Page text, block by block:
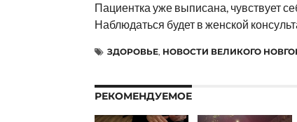
Пациентка уже выписана, чувствует
Наблюдаться будет в женской
ЗДОРОВЬЕ, НОВОСТИ ВЕЛИКОГО
РЕКОМЕНДУЕМОЕ